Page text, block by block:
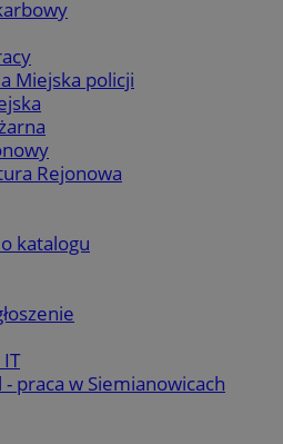
Miejska policji
Rejonowa
katalogu
- praca w Siemianowicach